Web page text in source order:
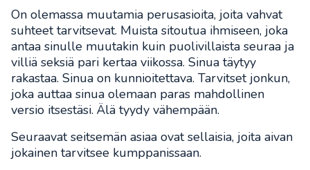
On olemassa muutamia perusasioita, joita vahvat
suhteet tarvitsevat. Muista sitoutua ihmiseen, joka
antaa sinulle muutakin kuin puolivillaista seuraa ja
villiä seksiä pari kertaa viikossa. Sinua täytyy
rakastaa. Sinua on kunnioitettava. Tarvitset jonkun,
joka auttaa sinua olemaan paras mahdollinen
versio itsestäsi. Älä tyydy vähempään.
Seuraavat seitsemän asiaa ovat sellaisia, joita aivan
jokainen tarvitsee kumppanissaan.